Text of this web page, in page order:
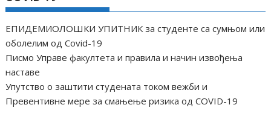
ЕПИДЕМИОЛОШКИ УПИТНИК за студенте са сумњом или
оболелим од Covid-19
Писмо Управе факултета и правила и начин извођења
наставе
Упутство о заштити студената током вежби и
Превентивне мере за смањење ризика од COVID-19